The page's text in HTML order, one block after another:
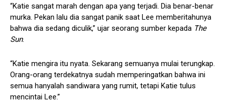
“Katie sangat marah dengan apa yang terjadi. Dia benar-benar
murka. Pekan lalu dia sangat panik saat Lee memberitahunya
bahwa dia sedang diculik,” ujar seorang sumber kepada The
Sun.
“Katie mengira itu nyata. Sekarang semuanya mulai terungkap.
Orang-orang terdekatnya sudah memperingatkan bahwa ini
semua hanyalah sandiwara yang rumit, tetapi Katie tulus
mencintai Lee.”